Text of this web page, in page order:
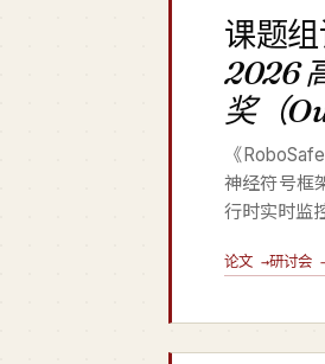
课题
2026
奖（
《
神经符号框
行时实时监
论文 →研讨会